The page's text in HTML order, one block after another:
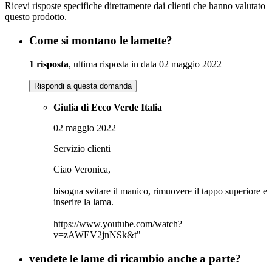
Ricevi risposte specifiche direttamente dai clienti che hanno valutato
questo prodotto.
Come si montano le lamette?
1 risposta, ultima risposta in data 02 maggio 2022
Rispondi a questa domanda
Giulia di Ecco Verde Italia
02 maggio 2022
Servizio clienti
Ciao Veronica,
bisogna svitare il manico, rimuovere il tappo superiore e
inserire la lama.
https://www.youtube.com/watch?
v=zAWEV2jnNSk&t"
vendete le lame di ricambio anche a parte?